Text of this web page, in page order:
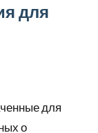
для
для
о